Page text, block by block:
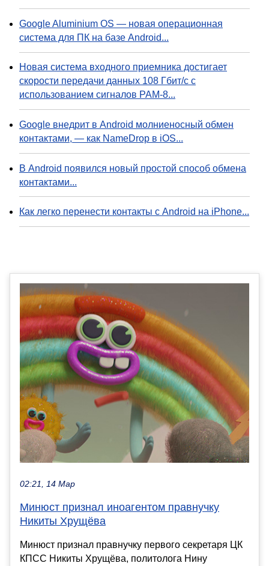
Google Aluminium OS — новая операционная
система для ПК на базе Android...
Новая система входного приемника достигает
скорости передачи данных 108 Гбит/с с
использованием сигналов PAM-8...
Google внедрит в Android молниеносный обмен
контактами, — как NameDrop в iOS...
В Android появился новый простой способ обмена
контактами...
Как легко перенести контакты с Android на iPhone...
02:21, 14 Мар
Минюст признал иноагентом правнучку
Никиты Хрущёва
Минюст признал правнучку первого секретаря ЦК
КПСС Никиты Хрущёва, политолога Нину